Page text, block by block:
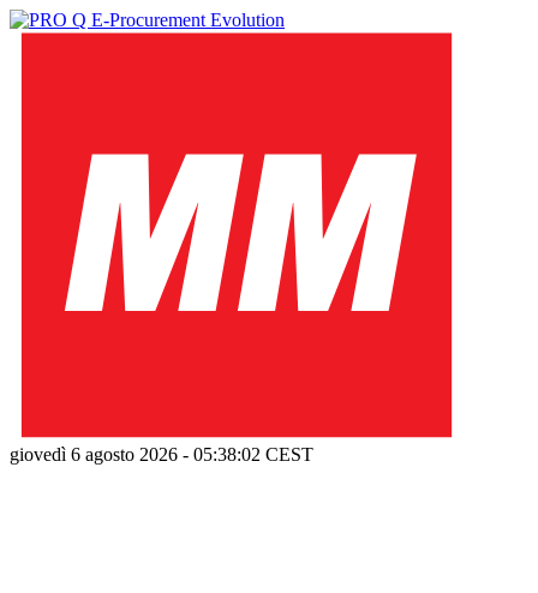
giovedì 6 agosto 2026 - 05:38:03 CEST